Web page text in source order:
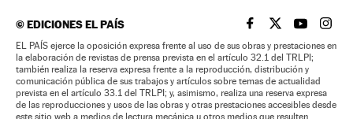
©EDICIONES EL PAÍS EL PAÍS BRASIL EN
EL PAÍSEL PAÍS
EL
EL PAÍS ejerce la oposición expresa frente al uso de sus obras y prestaciones en
la elaboración de revistas de prensa prevista en el artículo 32.1 del TRLPI;
también realiza la reserva expresa frente a la reproducción, distribución y
comunicación pública de sus trabajos y artículos sobre temas de actualidad
prevista en el artículo 33.1 del TRLPI; y, asimismo, realiza una reserva expresa
de las reproducciones y usos de las obras y otras prestaciones accesibles desde